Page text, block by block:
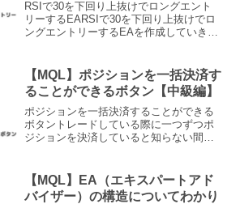
RSIで30を下回り上抜けでロングエント
リーするEARSIで30を下回り上抜けでロ
ングエントリーするEAを作成していきた
タ（MetaEditor）を立ち上げましょう。
今...
【MQL】ポジションを一括決済す
ることができるボタン【中級編】
ポジションを一括決済することができる
ボタントレードしている際に一つずつポ
ジションを決済していると知らない間に
済できるボタンを作成しましょう。 ポジ
ションを全決済するボタ...
【MQL】EA（エキスパートアド
バイザー）の構造についてわかり